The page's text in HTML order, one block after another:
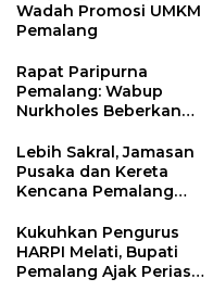
Wadah Promosi UMKM
Pemalang
Rapat Paripurna
Pemalang: Wabup
Nurkholes Beberkan
Masukan Fraksi DPRD
Lebih Sakral, Jamasan
Pusaka dan Kereta
Kencana Pemalang
Ndalem Notonagoro
Kukuhkan Pengurus
HARPI Melati, Bupati
Pemalang Ajak Perias